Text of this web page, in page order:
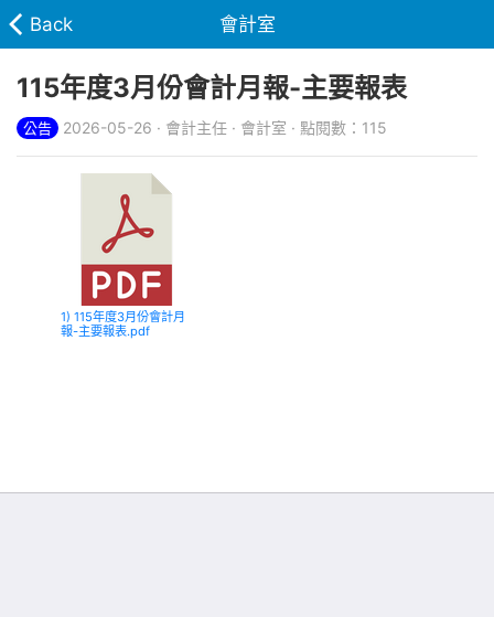
Back 會計室
115年度3月份會計月報-主要報表
公告 2026-05-26 · 會計主任 · 會計室 · 點閱數：115
1) 115年度3月份會計月
報-主要報表.pdf